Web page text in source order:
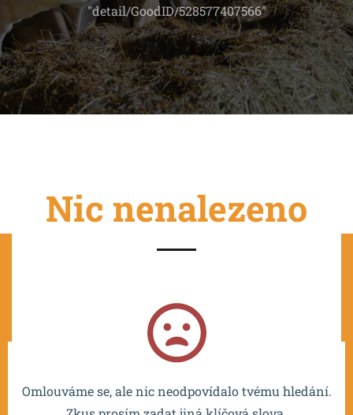
"detail/GoodID/528577407566"
Nic nenalezeno
Omlouváme se, ale nic neodpovídalo tvému hledání.